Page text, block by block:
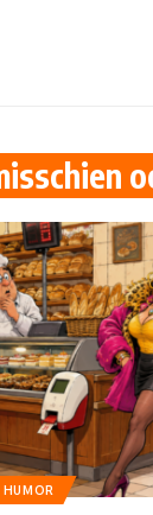
HUMOR